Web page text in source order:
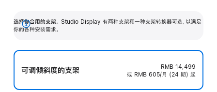
选择你合用的支架。 Studio Display 有两种支架和一种支架转换器可选，以满足
你的各种安装需求。
展
可调倾斜度的支架
RMB 14,499
或 RMB 605/月 (24 期) 起